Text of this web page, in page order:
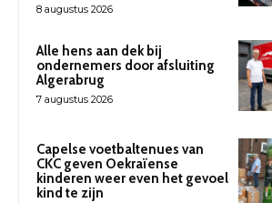
8 augustus 2026
Alle hens aan dek bij
ondernemers door afsluiting
Algerabrug
7 augustus 2026
Capelse voetbaltenues van
CKC geven Oekraïense
kinderen weer even het gevoel
kind te zijn